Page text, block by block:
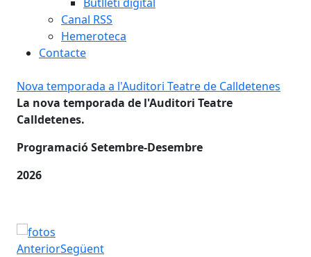
Canal RSS
Hemeroteca
Contacte
Nova temporada a l'Auditori Teatre de Calldetenes
La nova temporada de l'Auditori Teatre
Calldetenes.
Programació Setembre-Desembre
2026
Nova temporada a l'Auditori Teatre de Calldetenes
AnteriorSegüent